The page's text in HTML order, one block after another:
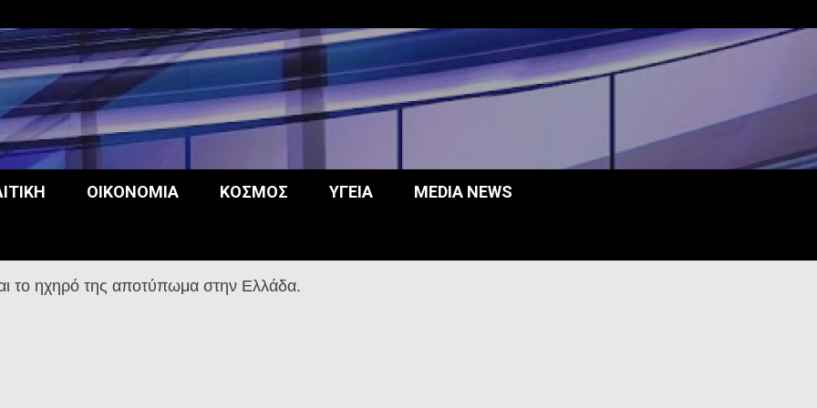
ΟΙΚΟΝΟΜΊΑ ΚΌΣΜΟΣ ΥΓΕΊΑ MEDIA NEWS
το ηχηρό της αποτύπωμα στην Ελλάδα.